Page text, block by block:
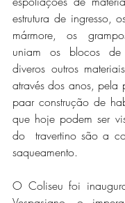
estrutura de ingresso,
mármore, os
uniam os blocos
diveros outros
através dos anos,
paar construção de
que hoje podem ser
do  travertino são a
saqueamento.
O Coliseu foi